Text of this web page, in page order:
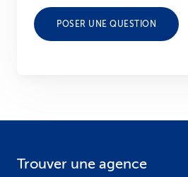
POSER UNE QUESTION
Trouver une agence